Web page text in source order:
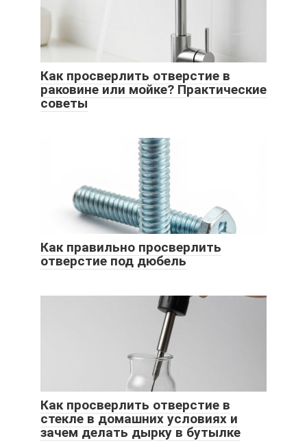
Как просверлить отверстие в
раковине или мойке? Практические
советы
Как правильно просверлить
отверстие под дюбель
Как просверлить отверстие в
стекле в домашних условиях и
зачем делать дырку в бутылке